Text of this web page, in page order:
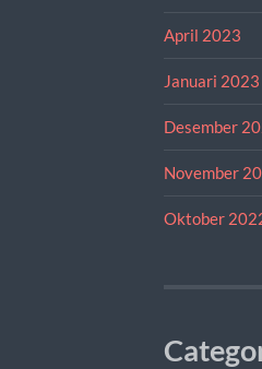
April 2023
Januari 2023
Desember
November
Oktober